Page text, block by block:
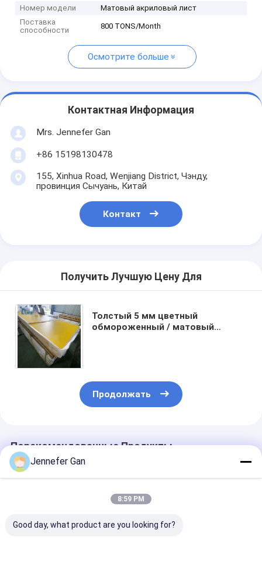
Номер модели
Матовый акриловый лист
Поставка
способности
800 TONS/Month
Осмотрите больше
Контактная Информация
Mrs. Jennefer Gan
+86 15198130478
155, Xinhua Road, Wenjiang District, Чэнду,
провинция Сычуань, Китай
Контакт
Получить Лучшую Цену Для
Толстый 5 мм цветный
обмороженный / матовый
Продолжать
Порекомендованные Продукты
Jennefer Gan
8:59 PM
Good day, what product are you looking for?